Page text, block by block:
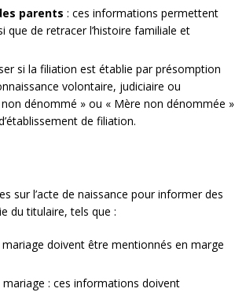
parents : ces informations permettent
que de retracer l’histoire familiale et
si la filiation est établie par présomption
volontaire, judiciaire ou
dénommé » ou « Mère non dénommée »
de filiation.
sur l’acte de naissance pour informer des
du titulaire, tels que :
doivent être mentionnés en marge
: ces informations doivent